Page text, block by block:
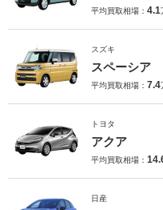
平均買取相場： 4.1
スズキ
スペーシア
平均買取相場： 7.4
トヨタ
アクア
平均買取相場：
日産